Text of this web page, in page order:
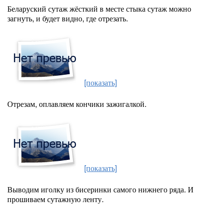
Беларуский сутаж жёсткий в месте стыка сутаж можно
загнуть, и будет видно, где отрезать.
[показать]
Отрезам, оплавляем кончики зажигалкой.
[показать]
Выводим иголку из бисеринки самого нижнего ряда. И
прошиваем сутажную ленту.